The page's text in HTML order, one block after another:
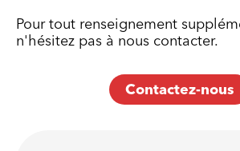
Pour tout renseignement
n'hésitez pas à nous contacter.
Contactez-nous